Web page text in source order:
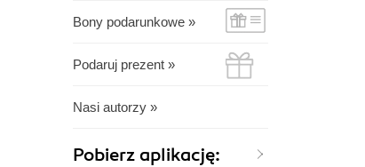
Bony podarunkowe »
Podaruj prezent »
Nasi autorzy »
Pobierz aplikację: